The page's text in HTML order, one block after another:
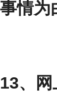
事情为
13、